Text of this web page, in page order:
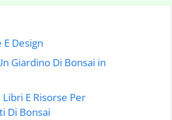
Design
Giardino Di Bonsai in
E Risorse Per
Di Bonsai